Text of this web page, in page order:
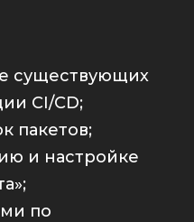
существующих
CI/CD;
пакетов;
и настройке
по